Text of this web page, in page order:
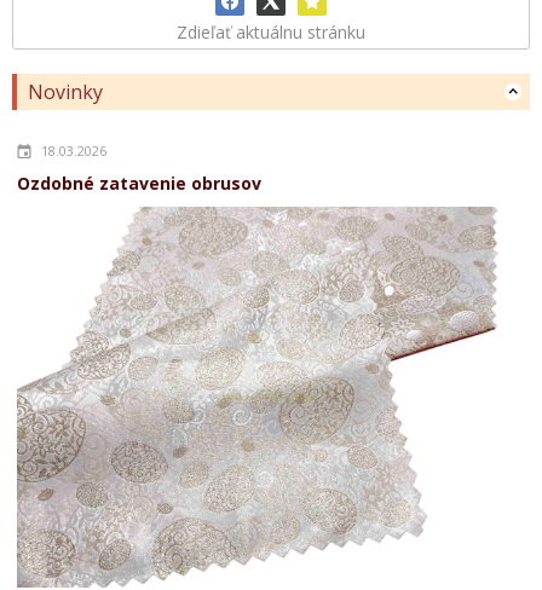
Zdieľať aktuálnu stránku
Novinky
18.03.2026
Ozdobné zatavenie obrusov